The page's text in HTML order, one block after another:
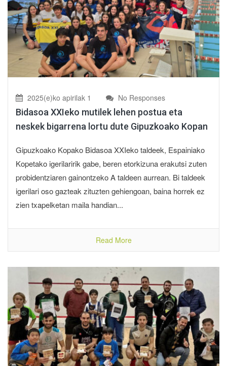
2025(e)ko apirilak 1 No Responses
Bidasoa XXIeko mutilek lehen postua eta
neskek bigarrena lortu dute Gipuzkoako Kopan
Gipuzkoako Kopako Bidasoa XXIeko taldeek, Espainiako
Kopetako igerilaririk gabe, beren etorkizuna erakutsi zuten
probidentziaren gainontzeko A taldeen aurrean. Bi taldeek
igerilari oso gazteak zituzten gehiengoan, baina horrek ez
zien txapelketan maila handian...
Read More